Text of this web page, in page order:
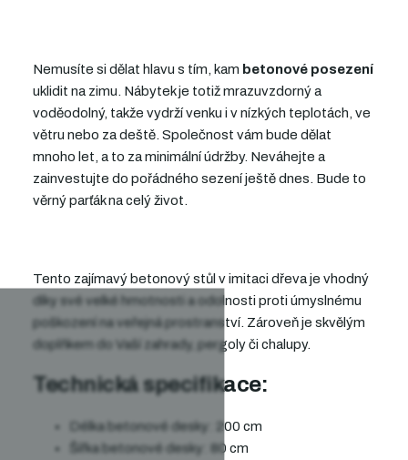
Nemusíte si dělat hlavu s tím, kam betonové posezení
uklidit na zimu. Nábytek je totiž mrazuvzdorný a
voděodolný, takže vydrží venku i v nízkých teplotách, ve
větru nebo za deště. Společnost vám bude dělat
mnoho let, a to za minimální údržby. Neváhejte a
zainvestujte do pořádného sezení ještě dnes. Bude to
věrný parťák na celý život.
Tento zajímavý betonový stůl v imitaci dřeva je vhodný
díky své velké hmotnosti a odolnosti proti úmyslnému
poškození na veřejná prostranství. Zároveň je skvělým
doplňkem do Vaší zahrady, pergoly či chalupy.
Technická specifikace:
Délka betonové desky: 200 cm
Šířka betonové desky: 80 cm